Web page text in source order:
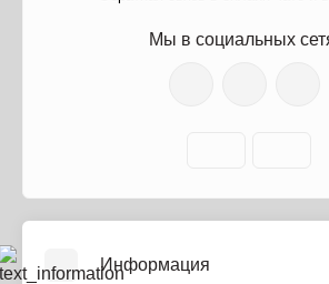
Мы в социальных
Информация